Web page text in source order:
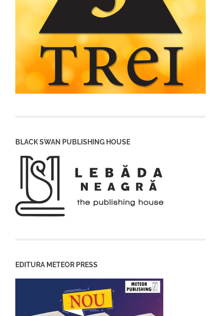
BLACK SWAN PUBLISHING HOUSE
EDITURA METEOR PRESS